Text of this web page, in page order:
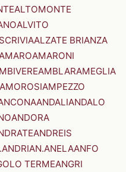
ALTOMONTE
ALVITO
ALZATE BRIANZA
AMARONI
AMBLARAMEGLIA
AMOROSIAMPEZZO
ANDALIANDALO
ANDORA
ANDREIS
ANELAANFO
TERMEANGRI